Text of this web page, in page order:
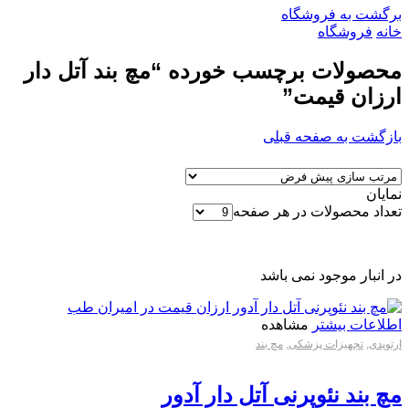
برگشت به فروشگاه
خانه فروشگاه
محصولات برچسب خورده “مچ بند آتل دار
ارزان قیمت”
بازگشت به صفحه قبلی
نمایان
تعداد محصولات در هر صفحه
در انبار موجود نمی باشد
اطلاعات بیشتر مشاهده
ارتوپدی, تجهیزات پزشکی, مچ بند
مچ بند نئوپرنی آتل دار آدور